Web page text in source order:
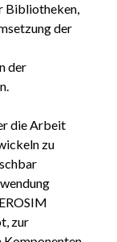
Bibliotheken,
der
der
die Arbeit
zu
zur